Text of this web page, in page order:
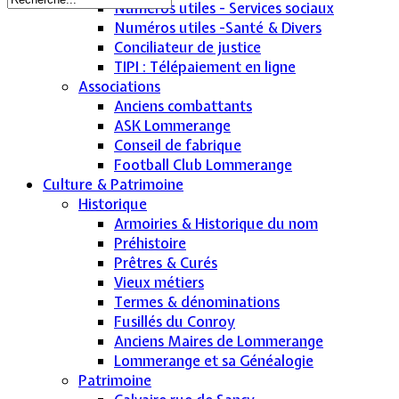
Numéros utiles - Services sociaux
Numéros utiles -Santé & Divers
Conciliateur de justice
TIPI : Télépaiement en ligne
Associations
Anciens combattants
ASK Lommerange
Conseil de fabrique
Football Club Lommerange
Culture & Patrimoine
Historique
Armoiries & Historique du nom
Préhistoire
Prêtres & Curés
Vieux métiers
Termes & dénominations
Fusillés du Conroy
Anciens Maires de Lommerange
Lommerange et sa Généalogie
Patrimoine